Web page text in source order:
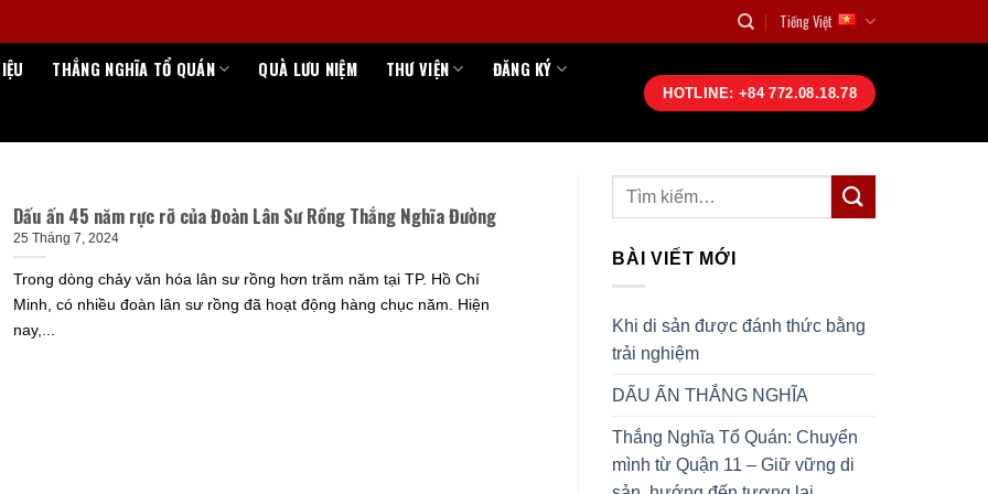
Tiếng Việt
THẮNG NGHĨA TỔ QUÁN QUÀ LƯU NIỆM THƯ VIỆN ĐĂNG KÝ
HOTLINE: +84 772.08.18.78
Dấu ấn 45 năm rực rỡ của Đoàn Lân Sư Rồng Thắng Nghĩa Đường
25 Tháng 7, 2024
Trong dòng chảy văn hóa lân sư rồng hơn trăm năm tại TP. Hồ Chí
Minh, có nhiều đoàn lân sư rồng đã hoạt động hàng chục năm. Hiện
nay,...
BÀI VIẾT MỚI
Khi di sản được đánh thức bằng
trải nghiệm
DẤU ẤN THẮNG NGHĨA
Thắng Nghĩa Tổ Quán: Chuyển
mình từ Quận 11 – Giữ vững di